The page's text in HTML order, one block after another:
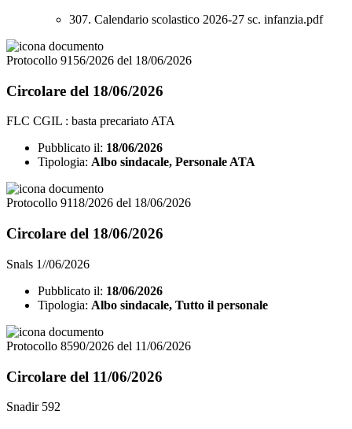
307. Calendario scolastico 2026-27 sc. infanzia.pdf
Protocollo 9156/2026 del 18/06/2026
Circolare del 18/06/2026
FLC CGIL : basta precariato ATA
Pubblicato il: 18/06/2026
Tipologia: Albo sindacale, Personale ATA
Protocollo 9118/2026 del 18/06/2026
Circolare del 18/06/2026
Snals 1//06/2026
Pubblicato il: 18/06/2026
Tipologia: Albo sindacale, Tutto il personale
Protocollo 8590/2026 del 11/06/2026
Circolare del 11/06/2026
Snadir 592